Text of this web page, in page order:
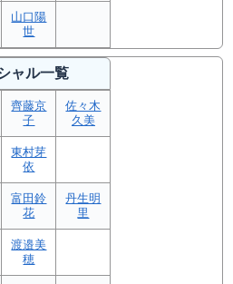
山口陽
世
ャル一覧
齊藤京
子
佐々木
久美
東村芽
依
富田鈴
花
丹生明
里
渡邉美
穂